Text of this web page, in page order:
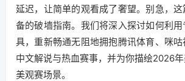
延迟，让简单的观看成了奢望。别急，
备的破墙指南。我们将深入探讨如何利
具，重新畅通无阻地拥抱腾讯体育、咪
中文解说与热血赛事，并为你描绘2026
美观赛场景。